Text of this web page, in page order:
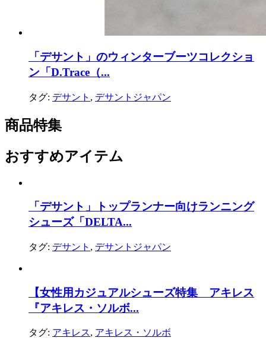
「デサント」のウィンターブーツコレクショ
ン「D.Trace（...
タグ: デサント , デサントジャパン
商品特集
おすすめアイテム
「デサント」トップランナー向けランニング
シューズ「DELTA...
タグ: デサント , デサントジャパン
【女性用カジュアルシューズ特集 アキレス
『アキレス・ソルボ...
タグ: アキレス, アキレス・ソルボ